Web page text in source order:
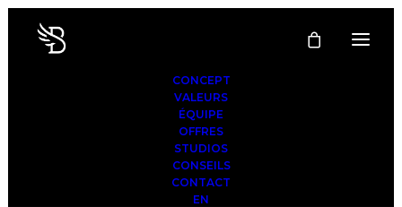
CONCEPT
VALEURS
ÉQUIPE
OFFRES
STUDIOS
CONSEILS
CONTACT
EN
Votre panier est actuellement vide.
RETOUR À LA BOUTIQUE